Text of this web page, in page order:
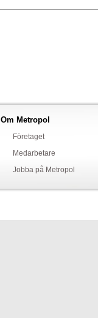
Om Metropol
Företaget
Medarbetare
Jobba på Metropol